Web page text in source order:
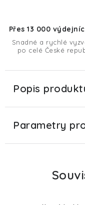
Přes 13 000
Snadné a rychlé
po celé České
Popis
Parametry